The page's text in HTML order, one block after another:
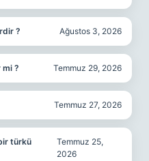
? Ağustos 3, 2026
? Temmuz 29, 2026
Temmuz 27, 2026
türkü
Temmuz 25,
2026